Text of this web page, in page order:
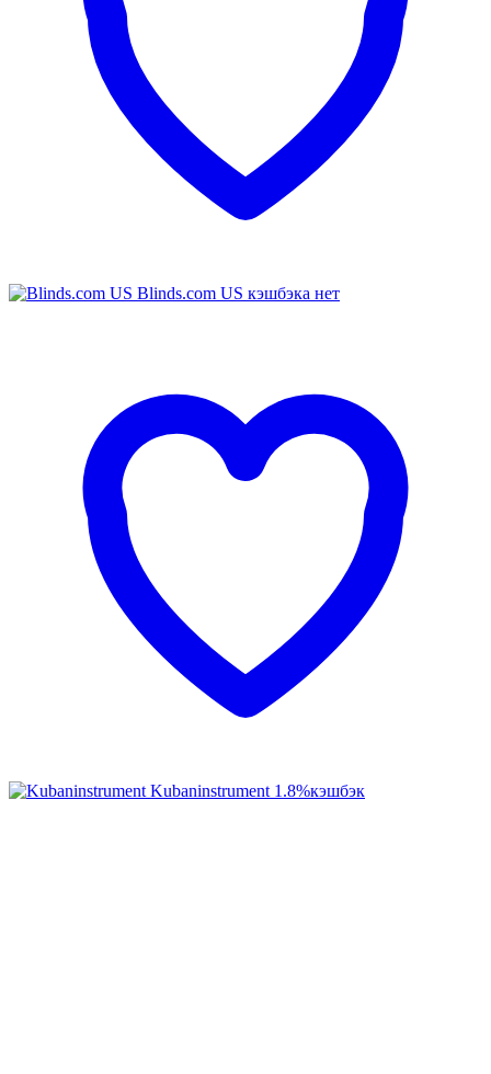
Blinds.com US кэшбэка нет
Kubaninstrument 1.8%кэшбэк